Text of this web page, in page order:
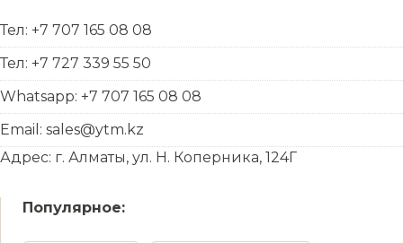
Тел: +7 707 165 08 08
Тел: +7 727 339 55 50
Whatsapp: +7 707 165 08 08
Email: sales@ytm.kz
Адрес: г. Алматы, ул. Н. Коперника, 124Г
Популярное: